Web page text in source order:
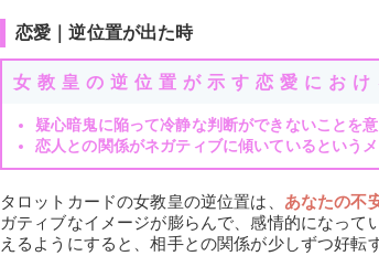
恋愛｜逆位置が出た時
女教皇の逆位置が示す恋愛におけ
疑心暗鬼に陥って冷静な判断ができないことを意
恋人との関係がネガティブに傾いているというメ
タロットカードの女教皇の逆位置は、 あなたの不
ガティブなイメージが膨らんで、感情的になっ
えるようにすると、相手との関係が少しずつ好転